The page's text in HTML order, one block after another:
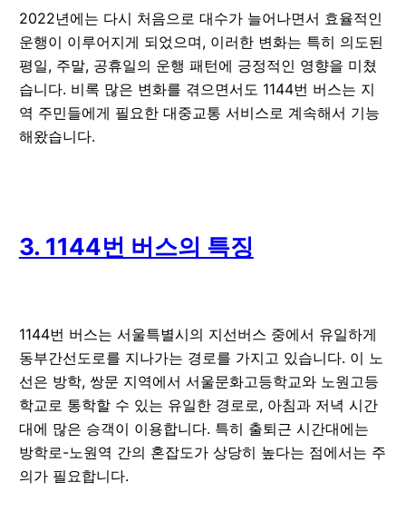
2022년에는 다시 처음으로 대수가 늘어나면서 효율적인
운행이 이루어지게 되었으며, 이러한 변화는 특히 의도된
평일, 주말, 공휴일의 운행 패턴에 긍정적인 영향을 미쳤
습니다. 비록 많은 변화를 겪으면서도 1144번 버스는 지
역 주민들에게 필요한 대중교통 서비스로 계속해서 기능
해왔습니다.
3. 1144번 버스의 특징
1144번 버스는 서울특별시의 지선버스 중에서 유일하게
동부간선도로를 지나가는 경로를 가지고 있습니다. 이 노
선은 방학, 쌍문 지역에서 서울문화고등학교와 노원고등
학교로 통학할 수 있는 유일한 경로로, 아침과 저녁 시간
대에 많은 승객이 이용합니다. 특히 출퇴근 시간대에는
방학로-노원역 간의 혼잡도가 상당히 높다는 점에서는 주
의가 필요합니다.